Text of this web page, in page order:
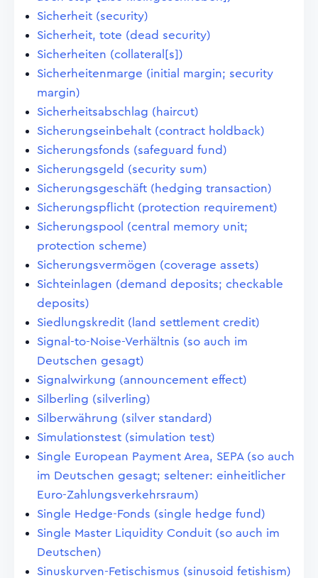
Sicherheit (security)
Sicherheit, tote (dead security)
Sicherheiten (collateral[s])
Sicherheitenmarge (initial margin; security
margin)
Sicherheitsabschlag (haircut)
Sicherungseinbehalt (contract holdback)
Sicherungsfonds (safeguard fund)
Sicherungsgeld (security sum)
Sicherungsgeschäft (hedging transaction)
Sicherungspflicht (protection requirement)
Sicherungspool (central memory unit;
protection scheme)
Sicherungsvermögen (coverage assets)
Sichteinlagen (demand deposits; checkable
deposits)
Siedlungskredit (land settlement credit)
Signal-to-Noise-Verhältnis (so auch im
Deutschen gesagt)
Signalwirkung (announcement effect)
Silberling (silverling)
Silberwährung (silver standard)
Simulationstest (simulation test)
Single European Payment Area, SEPA (so auch
im Deutschen gesagt; seltener: einheitlicher
Euro-Zahlungsverkehrsraum)
Single Hedge-Fonds (single hedge fund)
Single Master Liquidity Conduit (so auch im
Deutschen)
Sinuskurven-Fetischismus (sinusoid fetishism)